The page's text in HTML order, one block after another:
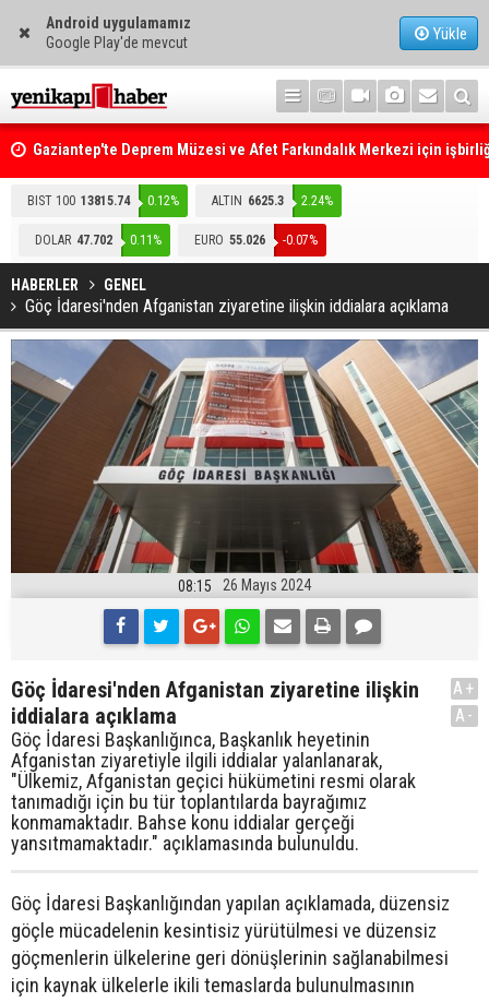
Android uygulamamız
Google Play'de mevcut
Yükle
Gaziantep'te Deprem Müzesi ve Afet Farkındalık Merkezi için
protokolü imzalandı
Resmi Gazete'de Bugün
BIST 100 13815.74 0.12% ALTIN 6625.3 2.24%
DOLAR 47.702 0.11% EURO 55.026 -0.07%
HABERLER GENEL
Göç İdaresi'nden Afganistan ziyaretine ilişkin iddialara açıklama
08:15 26 Mayıs 2024
Göç İdaresi'nden Afganistan ziyaretine ilişkin
iddialara açıklama
Göç İdaresi Başkanlığınca, Başkanlık heyetinin
Afganistan ziyaretiyle ilgili iddialar yalanlanarak,
"Ülkemiz, Afganistan geçici hükümetini resmi olarak
tanımadığı için bu tür toplantılarda bayrağımız
konmamaktadır. Bahse konu iddialar gerçeği
yansıtmamaktadır." açıklamasında bulunuldu.
A+
A-
Göç İdaresi Başkanlığından yapılan açıklamada, düzensiz
göçle mücadelenin kesintisiz yürütülmesi ve düzensiz
göçmenlerin ülkelerine geri dönüşlerinin sağlanabilmesi
için kaynak ülkelerle ikili temaslarda bulunulmasının